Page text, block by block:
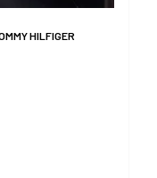
HILFIGER